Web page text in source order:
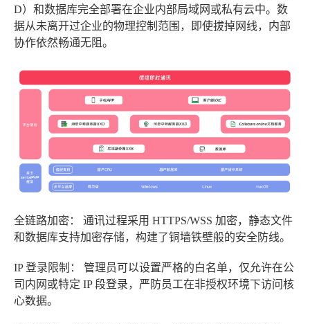
D）和数据库完全部署在企业内部局域网或私有云中。数
据从未离开过企业的物理控制范围，即使拔掉网线，内部
协作依然畅通无阻。
全链路加密：
通讯过程采用 HTTPS/WSS 加密，静态文件
和数据库支持加密存储，构建了铜墙铁壁般的安全防线。
IP 登录限制：
管理员可以设置严格的白名单，仅允许在公
司内网或特定 IP 段登录，严防员工在非授权环境下访问核
心数据。